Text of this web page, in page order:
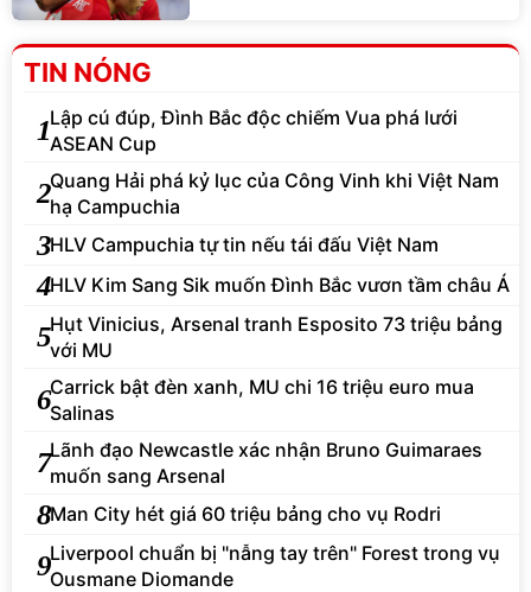
TIN NÓNG
1Lập cú đúp, Đình Bắc độc chiếm Vua phá lưới
ASEAN Cup
2Quang Hải phá kỷ lục của Công Vinh khi Việt Nam
hạ Campuchia
3HLV Campuchia tự tin nếu tái đấu Việt Nam
4HLV Kim Sang Sik muốn Đình Bắc vươn tầm châu Á
5Hụt Vinicius, Arsenal tranh Esposito 73 triệu bảng
với MU
6Carrick bật đèn xanh, MU chi 16 triệu euro mua
Salinas
7Lãnh đạo Newcastle xác nhận Bruno Guimaraes
muốn sang Arsenal
8Man City hét giá 60 triệu bảng cho vụ Rodri
9Liverpool chuẩn bị "nẫng tay trên" Forest trong vụ
Ousmane Diomande